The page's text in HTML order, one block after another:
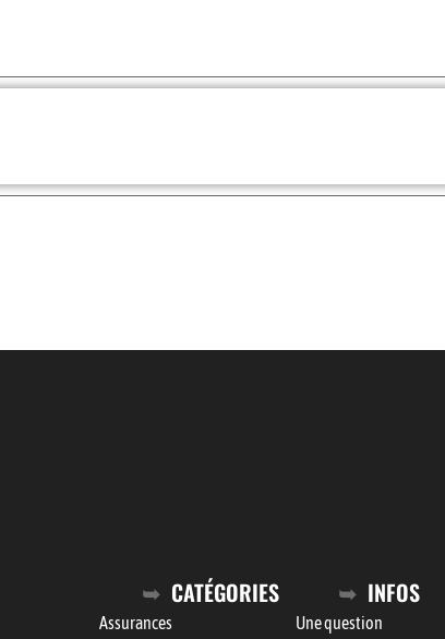
CATÉGORIES
Assurances
INFOS
Une question